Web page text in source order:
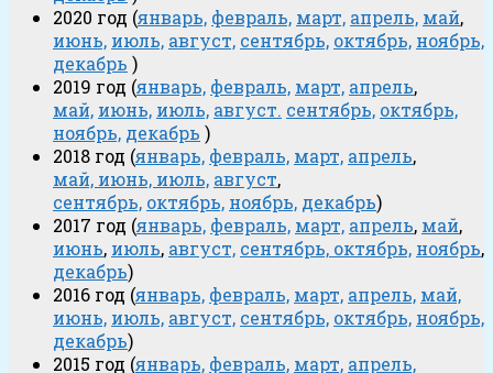
2020 год (январь, февраль, март, апрель, май,
июнь, июль, август, сентябрь, октябрь, ноябрь,
декабрь )
2019 год (январь, февраль, март, апрель,
май, июнь, июль, август. сентябрь, октябрь,
ноябрь, декабрь )
2018 год (январь, февраль, март, апрель,
май, июнь, июль, август,
сентябрь, октябрь, ноябрь, декабрь)
2017 год (январь, февраль, март, апрель, май,
июнь, июль, август, сентябрь, октябрь, ноябрь,
декабрь)
2016 год (январь, февраль, март, апрель, май,
июнь, июль, август, сентябрь, октябрь, ноябрь,
декабрь)
2015 год (январь, февраль, март, апрель,